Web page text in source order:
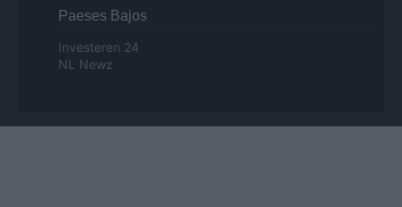
Paeses Bajos
Investeren 24
NL Newz